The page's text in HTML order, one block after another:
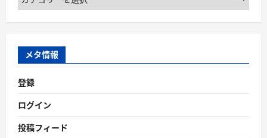
メタ情報
登録
ログイン
投稿フィード